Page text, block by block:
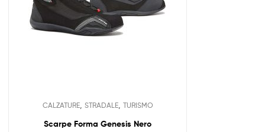
CALZATURE, STRADALE, TURISMO
Scarpe Forma Genesis Nero